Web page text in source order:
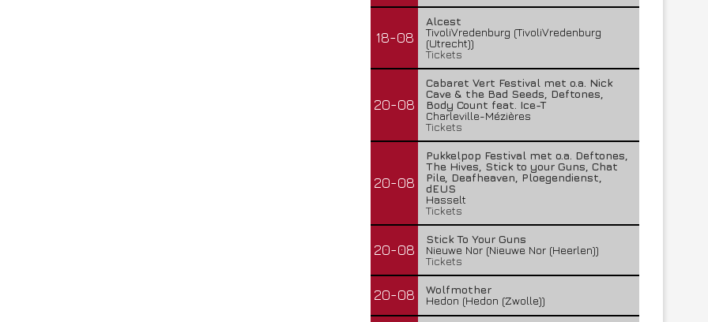
18-08
Alcest
TivoliVredenburg (TivoliVredenburg
(Utrecht))
Tickets
20-08
Cabaret Vert Festival met o.a. Nick
Cave & the Bad Seeds, Deftones,
Body Count feat. Ice-T
Charleville-Mézières
Tickets
20-08
Pukkelpop Festival met o.a. Deftones,
The Hives, Stick to your Guns, Chat
Pile, Deafheaven, Ploegendienst,
dEUS
Hasselt
Tickets
20-08
Stick To Your Guns
Nieuwe Nor (Nieuwe Nor (Heerlen))
Tickets
20-08
Wolfmother
Hedon (Hedon (Zwolle))